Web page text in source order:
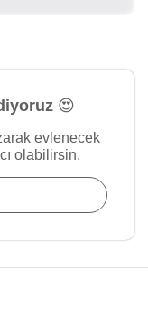
😍
evlenecek
olabilirsin.